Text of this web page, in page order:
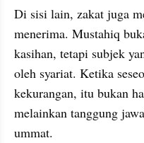
Di sisi lain, zakat juga
menerima. Mustahiq
kasihan, tetapi subjek
oleh syariat. Ketika
kekurangan, itu bukan
melainkan tanggung
ummat.